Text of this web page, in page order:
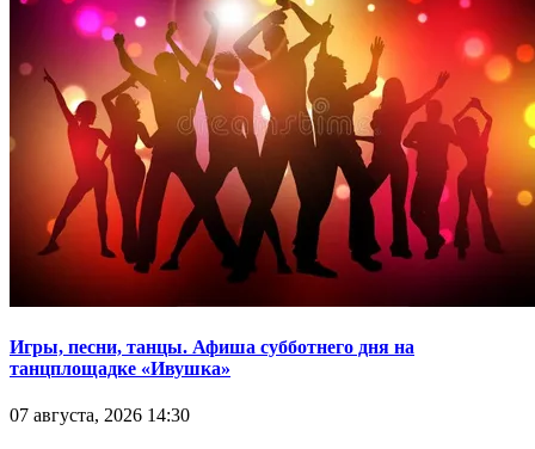
Игры, песни, танцы. Афиша субботнего дня на
танцплощадке «Ивушка»
07 августа, 2026 14:30